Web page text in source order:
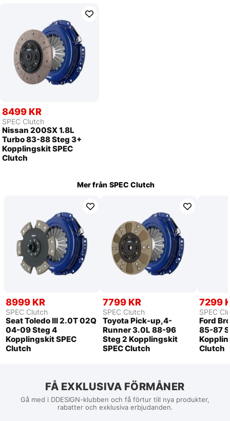
8499 KR
SPEC Clutch
Nissan 200SX 1.8L
Turbo 83-88 Steg 3+
Kopplingskit SPEC
Clutch
Mer från SPEC Clutch
8999 KR
SPEC Clutch
Seat Toledo III 2.0T 02Q
04-09 Steg 4
Kopplingskit SPEC
Clutch
7799 KR
SPEC Clutch
Toyota Pick-up,4-
Runner 3.0L 88-96
Steg 2 Kopplingskit
SPEC Clutch
7299
SPEC
Ford
85-87
Clutch
FÅ EXKLUSIVA FÖRMÅNER
Gå med i DDESIGN-klubben och få förtur till nya produkter,
rabatter och exklusiva erbjudanden.